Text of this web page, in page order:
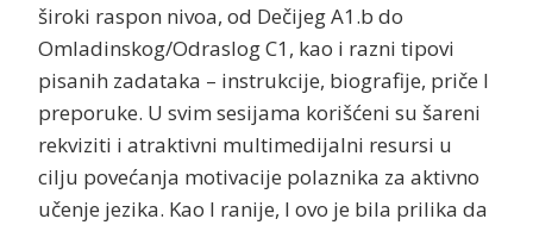
široki raspon nivoa, od Dečijeg A1.b do
Omladinskog/Odraslog C1, kao i razni tipovi
pisanih zadataka – instrukcije, biografije, priče I
preporuke. U svim sesijama korišćeni su šareni
rekviziti i atraktivni multimedijalni resursi u
cilju povećanja motivacije polaznika za aktivno
učenje jezika. Kao I ranije, I ovo je bila prilika da